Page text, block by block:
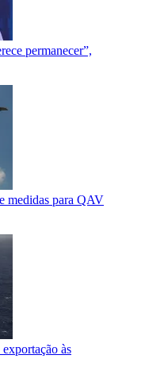
permanecer”,
medidas para QAV
às